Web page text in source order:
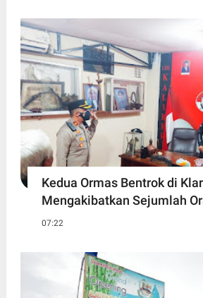
Kedua Ormas Bentrok di
Mengakibatkan Sejumlah
07:22